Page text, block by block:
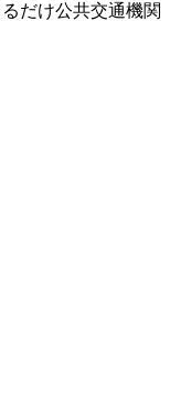
だけ公共交通機関